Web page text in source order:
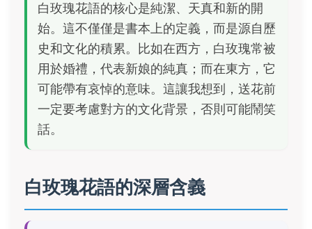
白玫瑰花語的核心是純潔、天真和新的開
始。這不僅僅是書本上的定義，而是源自歷
史和文化的積累。比如在西方，白玫瑰常被
用於婚禮，代表新娘的純真；而在東方，它
可能帶有哀悼的意味。這讓我想到，送花前
一定要考慮對方的文化背景，否則可能鬧笑
話。
白玫瑰花語的深層含義